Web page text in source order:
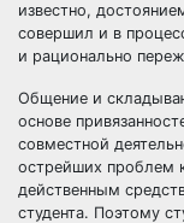
известно,
совершил и в
и рационально
Общение и
основе
совместной
острейших проблем
действенным
студента. Поэтому